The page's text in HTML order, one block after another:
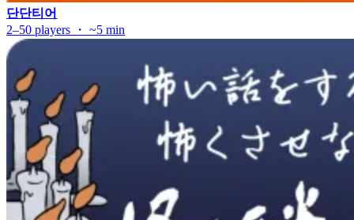
단단티어
2–50 players ・ ~5 min